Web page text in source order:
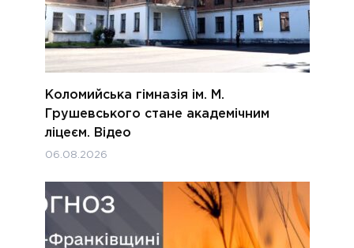
Коломийська гімназія ім. М.
Грушевського стане академічним
ліцеєм. Відео
06.08.2026